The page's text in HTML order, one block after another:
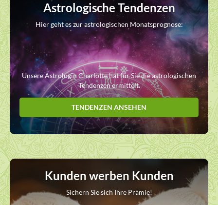
Astrologische Tendenzen
Hier geht es zur astrologischen Monatsprognose:
Unsere Astrologin Charlotte hat für Sie die astrologischen
Tendenzen ermittelt.
TENDENZEN ANSEHEN
Kunden werben Kunden
Sichern Sie sich Ihre Prämie!